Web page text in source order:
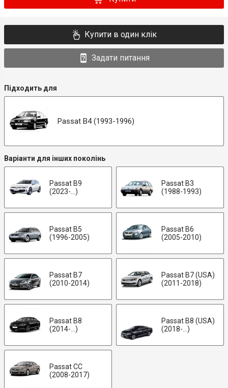
Купити в один клік
Задати питання
Підходить для
Passat B4 (1993-1996)
Варіанти для інших поколінь
Passat B9
(2023-...)
Passat B3
(1988-1993)
Passat B5
(1996-2005)
Passat B6
(2005-2010)
Passat B7
(2010-2014)
Passat B7 (USA)
(2011-2018)
Passat B8
(2014-...)
Passat B8 (USA)
(2018-...)
Passat CC
(2008-2017)